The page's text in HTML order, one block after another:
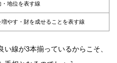
地位を表す線
やす・財を成せることを表す線
線が3本揃っているからこそ、